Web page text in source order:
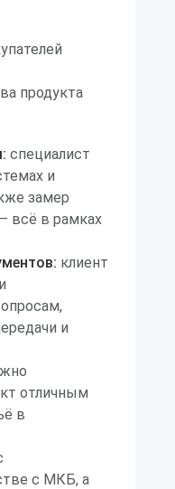
продукта
специалист
и
замер
всё в рамках
клиент
и
отличным
в
с МКБ, а